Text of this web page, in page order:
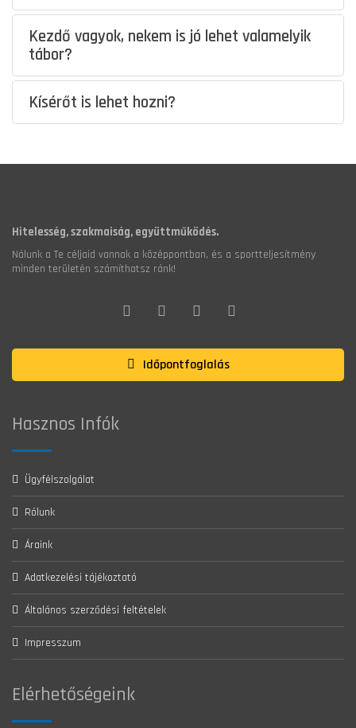
Kezdő vagyok, nekem is jó lehet valamelyik
tábor?
Kísérőt is lehet hozni?
Hitelesség, szakmaiság, együttműködés.
Nálunk a Te céljaid vannak a középpontban, és a sportteljesítmény
minden területén számíthatsz ránk!
Időpontfoglalás
Hasznos Infók
Ügyfélszolgálat
Rólunk
Áraink
Adatkezelési tájékoztató
Általános szerződési feltételek
Impresszum
Elérhetőségeink